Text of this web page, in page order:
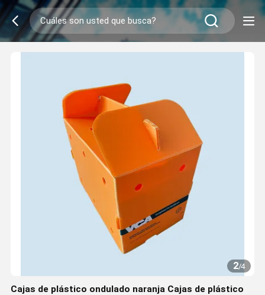
2/4
Cajas de plástico ondulado naranja Cajas de plástico